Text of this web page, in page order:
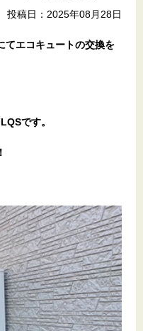
投稿日：2025年08月28日
てエコキュートの交換を
です。
！